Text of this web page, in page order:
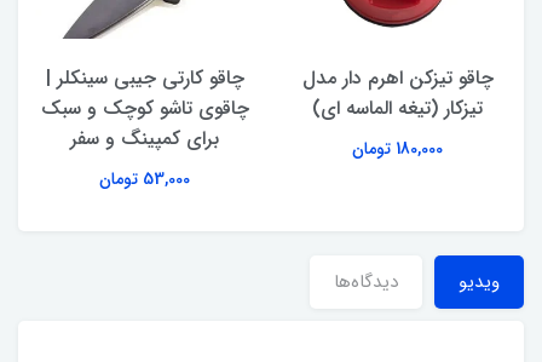
چاقو تیزکن اهرم‌ دار مدل
تیزکار (تیغه الماسه ای)
180,000 تومان
چاقو کارتی جیبی سینکلر |
چاقوی تاشو کوچک و سبک
برای کمپینگ و سفر
53,000 تومان
ویدیو دیدگاه‌ها